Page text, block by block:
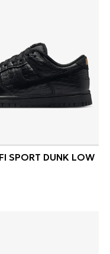
SPORT DUNK LOW